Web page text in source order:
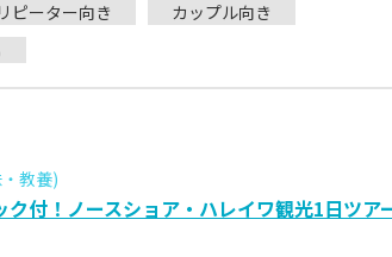
リピーター向き
カップル向き
教養)
付！ノースショア・ハレイワ観光1日ツア